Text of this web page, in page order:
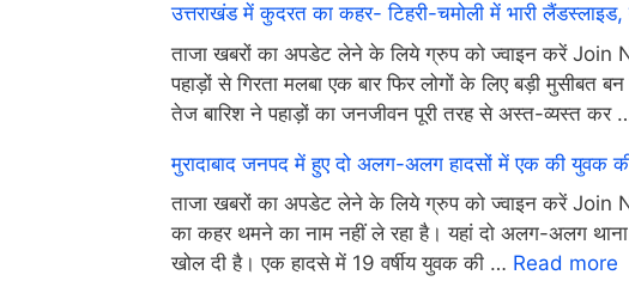
उत्तराखंड में कुदरत का कहर- टिहरी-चमोली में भारी
ताजा खबरों का अपडेट लेने के लिये ग्रुप को ज्वाइन करें Join
पहाड़ों से गिरता मलबा एक बार फिर लोगों के लिए बड़ी मुसीबत
तेज बारिश ने पहाड़ों का जनजीवन पूरी तरह से अस्त-व्यस्त कर
मुरादाबाद जनपद में हुए दो अलग-अलग हादसों में एक की युवक
ताजा खबरों का अपडेट लेने के लिये ग्रुप को ज्वाइन करें Join
का कहर थमने का नाम नहीं ले रहा है। यहां दो अलग-अलग थाना
खोल दी है। एक हादसे में 19 वर्षीय युवक की … Read more